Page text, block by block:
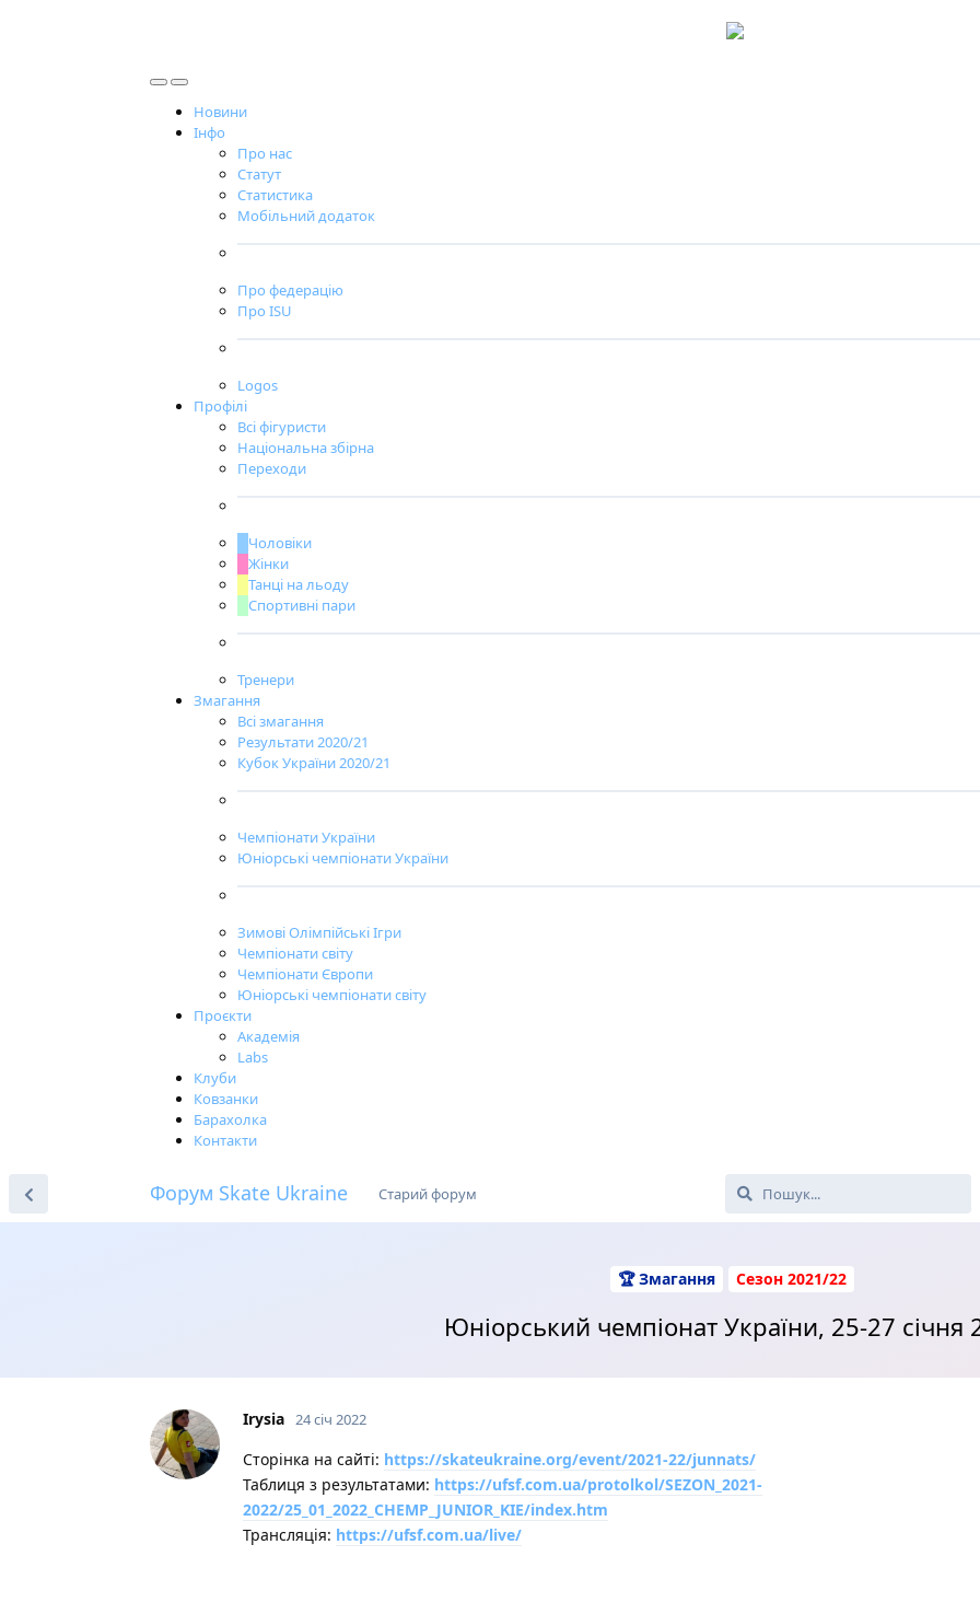
Новини
Інфо
Про нас
Статут
Статистика
Мобільний додаток
Про федерацію
Про ISU
Logos
Профілі
Всі фігуристи
Національна збірна
Переходи
Чоловіки
Жінки
Танці на льоду
Спортивні пари
Тренери
Змагання
Всі змагання
Результати 2020/21
Кубок України 2020/21
Чемпіонати України
Юніорські чемпіонати України
Зимові Олімпійські Ігри
Чемпіонати світу
Чемпіонати Європи
Юніорські чемпіонати світу
Проєкти
Академія
Labs
Клуби
Ковзанки
Барахолка
Контакти
Форум Skate Ukraine Старий форум
🏆 Змагання Сезон 2021/22
Юніорський чемпіонат України, 25-27 січня
Irysia 24 січ 2022
Сторінка на сайті: https://skateukraine.org/event/2021-22/junnats/
Таблиця з результатами: https://ufsf.com.ua/protolkol/SEZON_2021-
2022/25_01_2022_CHEMP_JUNIOR_KIE/index.htm
Трансляція: https://ufsf.com.ua/live/